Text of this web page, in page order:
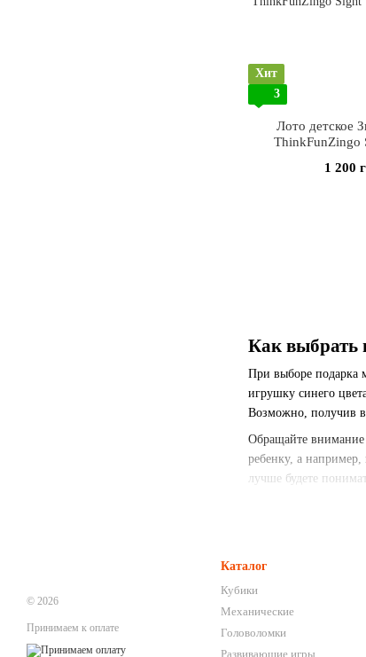
Как выбрать
При выборе подарка
игрушку синего
Возможно, получив в
Обращайте внимание
ребенку, а
лучше будете
игрушкой. Если у
развиваться и
Кроме того, с таких
несколько лет может
вызвал у мальчика
Хит
3
Лото детское
ThinkFunZingo
1 200
© 2026
Принимаем к оплате
Каталог
Кубики
Механические
Головоломки
Развивающие игры